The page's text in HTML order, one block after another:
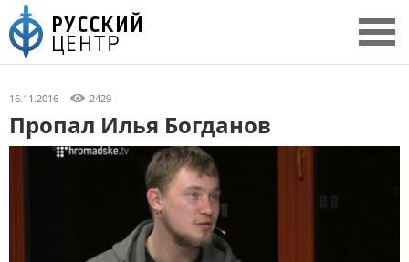
16.11.2016 2429
Пропал Илья Богданов